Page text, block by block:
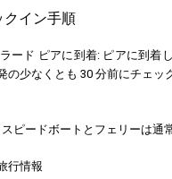
クイン手順
ード ピアに到着: ピアに到着
の少なくとも 30 分前にチェッ
ピードボートとフェリーは通
行情報